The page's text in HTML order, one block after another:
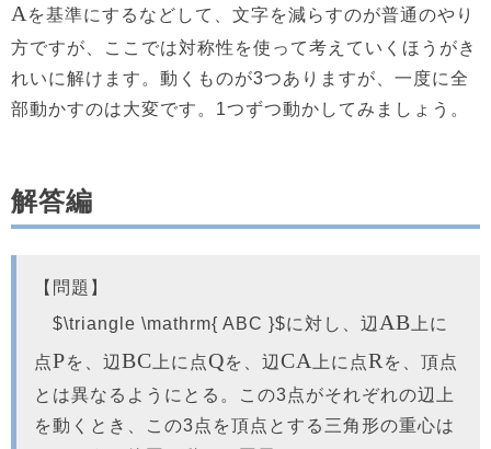
A を基準にするなどして、文字を減らすのが普通のやり
方ですが、ここでは対称性を使って考えていくほうがき
れいに解けます。動くものが3つありますが、一度に全
部動かすのは大変です。1つずつ動かしてみましょう。
解答編
【問題】
$\triangle \mathrm{ ABC }$に対し、辺 AB 上に
点Pを、辺 BC 上に点Qを、辺 CA 上に点R を、頂点
とは異なるようにとる。この3点がそれぞれの辺上
を動くとき、この3点を頂点とする三角形の重心は